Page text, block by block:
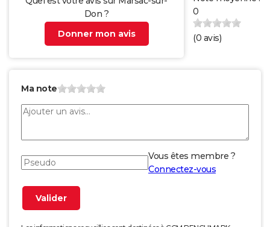
Don ?
Donner mon avis
0
(0 avis)
Ma note
Vous êtes membre ?
Connectez-vous